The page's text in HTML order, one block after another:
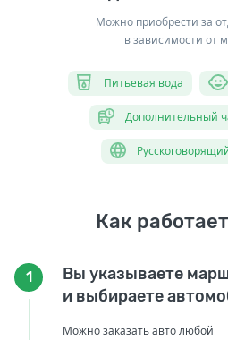
Можно приобрести за
в зависимости от
Питьевая вода
Дополнительный
Как
1
Вы указываете
и выбираете
Можно заказать авто любой